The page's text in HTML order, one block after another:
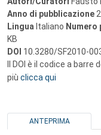
Anno di pubblicazione
Lingua Italiano Numero
KB
DOI 10.3280/SF2010-
Il DOI è il codice a
più clicca qui
ANTEPRIMA